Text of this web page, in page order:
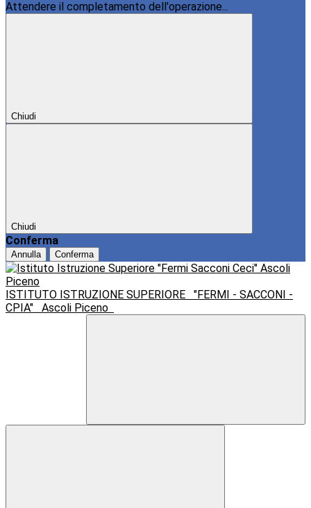
Attendere il completamento dell'operazione...
Chiudi
Chiudi
Conferma
Annulla Conferma
ISTITUTO ISTRUZIONE SUPERIORE
"FERMI - SACCONI -
CPIA"
Ascoli Piceno